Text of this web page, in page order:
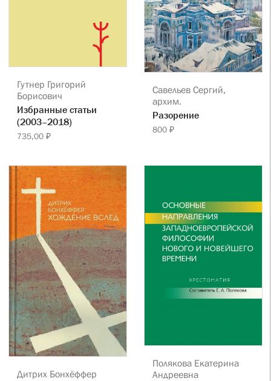
Гутнер Григорий
Борисович
Избранные статьи
(2003–2018)
735,00 ₽
Савельев Сергий,
архим.
Разорение
800 ₽
Дитрих Бонхёффер
Полякова Екатерина
Андреевна